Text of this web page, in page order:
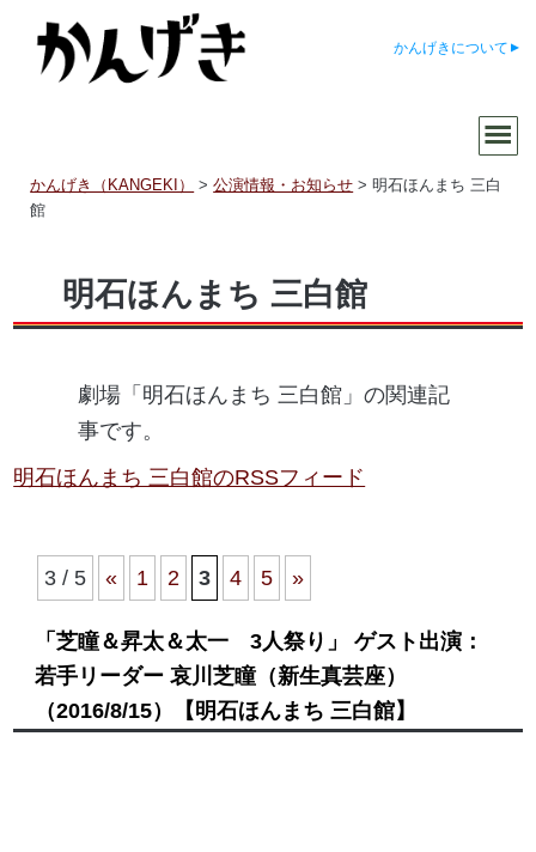
かんげきについて
かんげき（KANGEKI） >公演情報・お知らせ >明石ほんまち 三白
館
明石ほんまち 三白館
劇場「明石ほんまち 三白館」の関連記
事です。
明石ほんまち 三白館のRSSフィード
3 / 5 « 1 2 3 4 5 »
「芝瞳＆昇太＆太一 3人祭り」 ゲスト出演：
若手リーダー 哀川芝瞳（新生真芸座）
（2016/8/15）
【明石ほんまち 三白館】